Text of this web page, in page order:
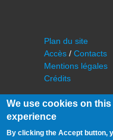
Plan du site
Accès / Contacts
Mentions légales
Crédits
We use cookies on
experience
By clicking the Accept button,